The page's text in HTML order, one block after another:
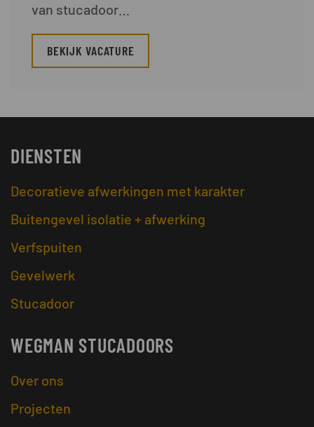
van stucadoor…
BEKIJK VACATURE
DIENSTEN
Decoratieve afwerkingen met karakter
Buitengevel isolatie + afwerking
Verfspuiten
Gevelwerk
Stucadoor
WEGMAN STUCADOORS
Over ons
Projecten